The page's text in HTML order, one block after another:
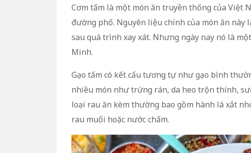
Cơm tấm là một món ăn truyền thống của Việt
đường phố. Nguyên liệu chính của món ăn này
sau quá trình xay xát. Nhưng ngày nay nó là
Minh.
Gạo tấm có kết cấu tương tự như gạo bình
nhiều món như trứng rán, da heo trộn thính,
loại rau ăn kèm thường bao gồm hành lá xắt
rau muối hoặc nước chấm.